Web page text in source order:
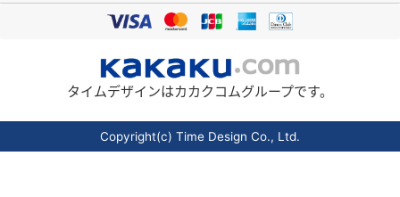
タイムデザインはカカクコムグループです。
Copyright(c) Time Design Co., Ltd.